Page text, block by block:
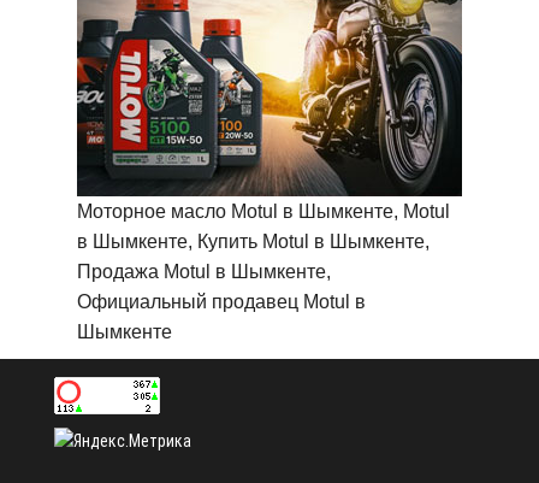
Моторное масло Motul в Шымкенте, Motul
в Шымкенте, Купить Motul в Шымкенте,
Продажа Motul в Шымкенте,
Официальный продавец Motul в
Шымкенте